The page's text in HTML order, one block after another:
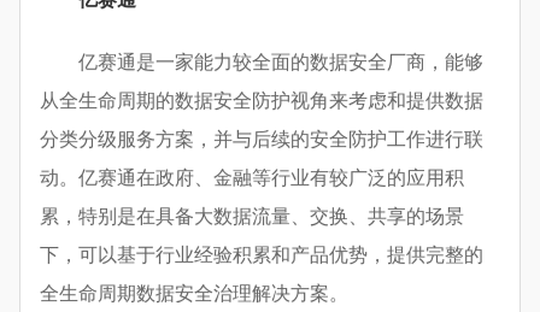
亿赛通是一家能力较全面的数据安全厂商，能够
从全生命周期的数据安全防护视角来考虑和提供数据
分类分级服务方案，并与后续的安全防护工作进行联
动。亿赛通在政府、金融等行业有较广泛的应用积
累，特别是在具备大数据流量、交换、共享的场景
下，可以基于行业经验积累和产品优势，提供完整的
全生命周期数据安全治理解决方案。